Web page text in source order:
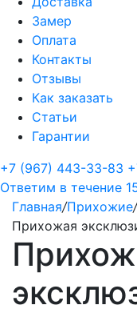
Замер
Оплата
Контакты
Отзывы
Как заказать
Статьи
Гарантии
+7 (967) 443-33-83
Ответим в течение
Главная/Прихожие/
Прихожая